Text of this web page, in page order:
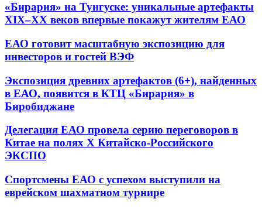
«Бирария» на Тунгуске: уникальные артефакты
XIX–XX веков впервые покажут жителям ЕАО
ЕАО готовит масштабную экспозицию для
инвесторов и гостей ВЭФ
Экспозиция древних артефактов (6+), найденных
в ЕАО, появится в КТЦ «Бирария» в
Биробиджане
Делегация ЕАО провела серию переговоров в
Китае на полях Х Китайско-Российского
ЭКСПО
Спортсмены ЕАО с успехом выступили на
еврейском шахматном турнире